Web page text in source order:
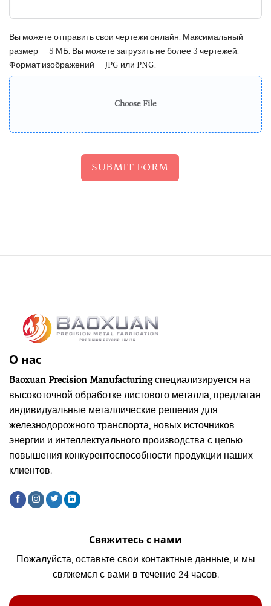
Вы можете отправить свои чертежи онлайн. Максимальный
размер — 5 МБ. Вы можете загрузить не более 3 чертежей.
Формат изображений — JPG или PNG.
Choose File
SUBMIT FORM
О нас
Baoxuan Precision Manufacturingспециализируется на
высокоточной обработке листового металла, предлагая
индивидуальные металлические решения для
железнодорожного транспорта, новых источников
энергии и интеллектуального производства с целью
повышения конкурентоспособности продукции наших
клиентов.
Свяжитесь с нами
Пожалуйста, оставьте свои контактные данные, и мы
свяжемся с вами в течение 24 часов.